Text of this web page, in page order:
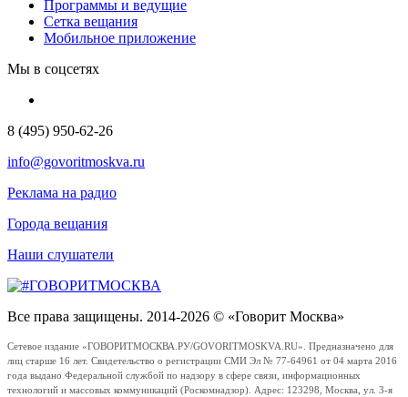
Программы и ведущие
Сетка вещания
Мобильное приложение
Мы в соцсетях
8 (495) 950-62-26
info@govoritmoskva.ru
Реклама на радио
Города вещания
Наши слушатели
Все права защищены. 2014-2026 © «Говорит Москва»
Сетевое издание «ГОВОРИТМОСКВА.РУ/GOVORITMOSKVA.RU». Предназначено для
лиц старше 16 лет. Свидетельство о регистрации СМИ Эл № 77-64961 от 04 марта 2016
года выдано Федеральной службой по надзору в сфере связи, информационных
технологий и массовых коммуникаций (Роскомнадзор). Адрес: 123298, Москва, ул. 3-я